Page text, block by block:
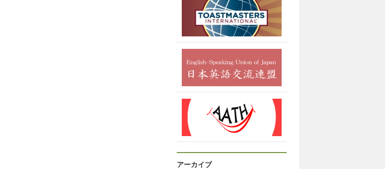
アーカイブ